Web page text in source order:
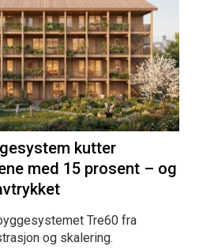
kutter
med 15 prosent – og
Tre60 fra
og skalering.